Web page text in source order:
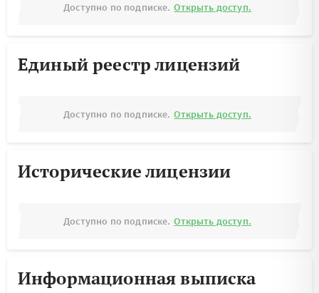
Доступно по подписке. Открыть доступ.
Единый реестр лицензий
Доступно по подписке. Открыть доступ.
Исторические лицензии
Доступно по подписке. Открыть доступ.
Информационная выписка